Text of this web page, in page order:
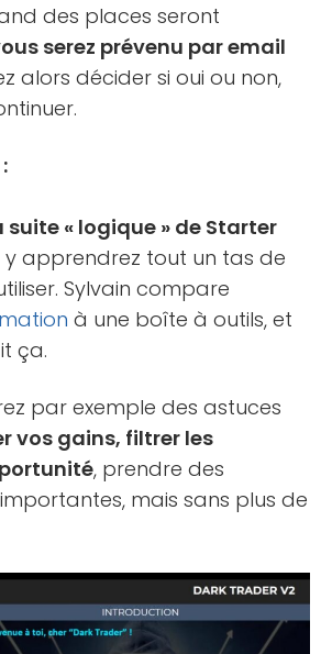
des places seront
serez prévenu par email
alors décider si oui ou non,
:
suite « logique » de Starter
y apprendrez tout un tas de
Sylvain compare
à une boîte à outils, et
ça.
par exemple des astuces
vos gains, filtrer les
, prendre des
mais sans plus de